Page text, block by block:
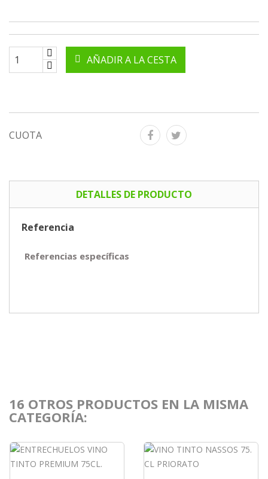
AÑADIR A LA CESTA
CUOTA
DETALLES DE PRODUCTO
Referencia
Referencias específicas
16 OTROS PRODUCTOS EN LA MISMA
CATEGORÍA: